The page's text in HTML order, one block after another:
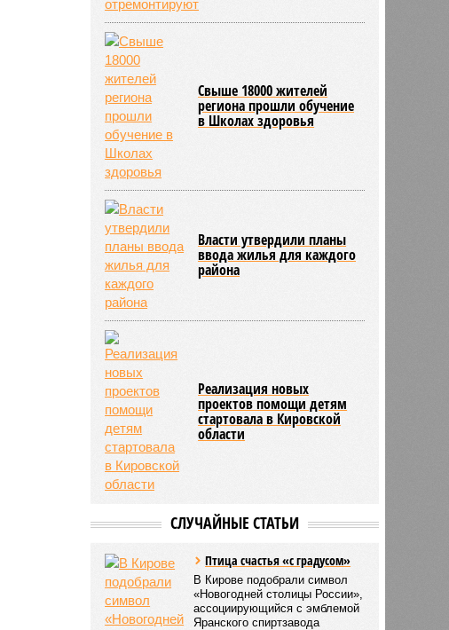
Свыше 18000 жителей
региона прошли обучение
в Школах здоровья
Власти утвердили планы
ввода жилья для каждого
района
Реализация новых
проектов помощи детям
стартовала в Кировской
области
СЛУЧАЙНЫЕ СТАТЬИ
Птица счастья «с градусом»
В Кирове подобрали символ
«Новогодней столицы России»,
ассоциирующийся с эмблемой
Яранского спиртзавода